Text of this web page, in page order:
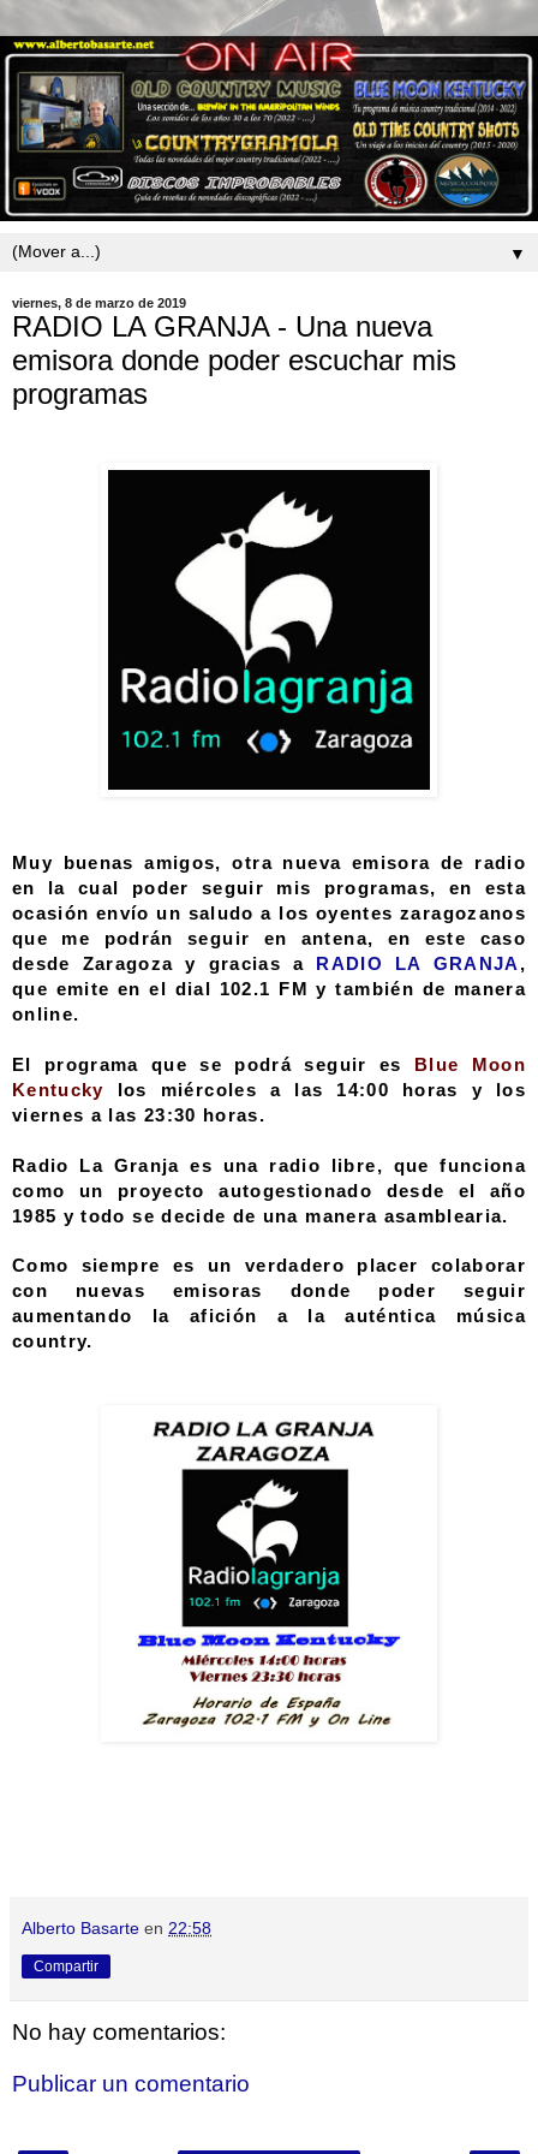
▼
viernes, 8 de marzo de 2019
RADIO LA GRANJA - Una nueva
emisora donde poder escuchar mis
programas
Muy buenas amigos, otra nueva emisora de radio
en la cual poder seguir mis programas, en esta
ocasión envío un saludo a los oyentes zaragozanos
que me podrán seguir en antena, en este caso
desde Zaragoza y gracias a
RADIO LA GRANJA,
que emite en el dial 102.1 FM y también de manera
online.
El programa que se podrá seguir es
Blue Moon
Kentucky los miércoles a las 14:00 horas y los
viernes a las 23:30 horas.
Radio La Granja es una radio libre, que funciona
como un proyecto autogestionado desde el año
1985 y todo se decide de una manera asamblearia.
Como siempre es un verdadero placer colaborar
con nuevas emisoras donde poder seguir
aumentando la afición a la auténtica música
country.
Alberto Basarte en 22:58
Compartir
No hay comentarios:
Publicar un comentario